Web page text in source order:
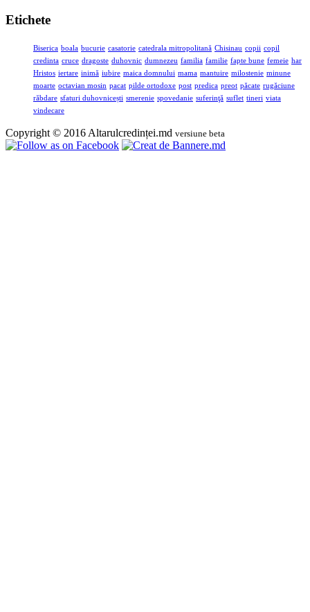
Etichete
Biserica boala bucurie casatorie catedrala mitropolitană Chisinau copii copil
credinta cruce dragoste duhovnic dumnezeu familia familie fapte bune femeie har
Hristos iertare inimă iubire maica domnului mama mantuire milostenie minune
moarte octavian mosin pacat pilde ortodoxe post predica preot păcate rugăciune
răbdare sfaturi duhovnicești smerenie spovedanie suferinţă suflet tineri viata
vindecare
Copyright © 2016 Altarulcredinței.md versiune beta